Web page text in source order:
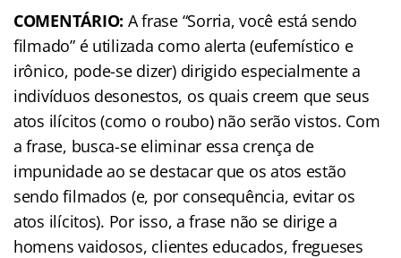
COMENTÁRIO: A frase “Sorria, você está sendo
filmado” é utilizada como alerta (eufemístico e
irônico, pode-se dizer) dirigido especialmente a
indivíduos desonestos, os quais creem que seus
atos ilícitos (como o roubo) não serão vistos. Com
a frase, busca-se eliminar essa crença de
impunidade ao se destacar que os atos estão
sendo filmados (e, por consequência, evitar os
atos ilícitos). Por isso, a frase não se dirige a
homens vaidosos, clientes educados, fregueses